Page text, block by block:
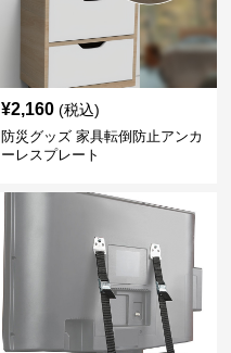
¥2,160 (税込)
防災グッズ 家具転倒防止アンカ
ーレスプレート